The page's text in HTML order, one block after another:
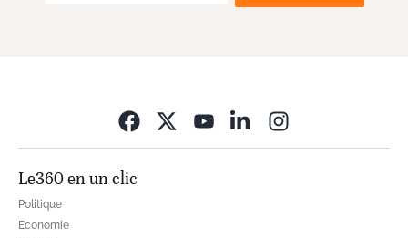
Le360 en un clic
Politique
Economie